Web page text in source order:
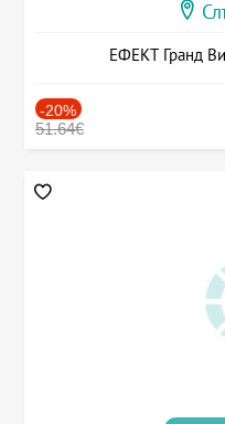
ЕФЕКТ Гранд
-20%
51.64€